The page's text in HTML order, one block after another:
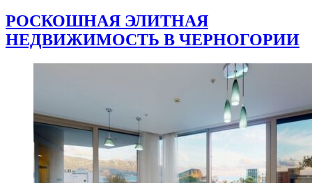
РОСКОШНАЯ ЭЛИТНАЯ
НЕДВИЖИМОСТЬ В ЧЕРНОГОРИИ